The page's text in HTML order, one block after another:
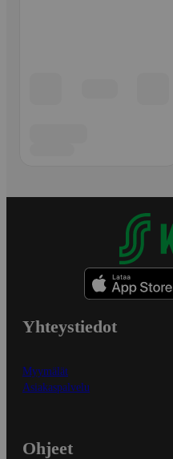
Yhteystiedot
Myymälät
Asiakaspalvelu
Ohjeet